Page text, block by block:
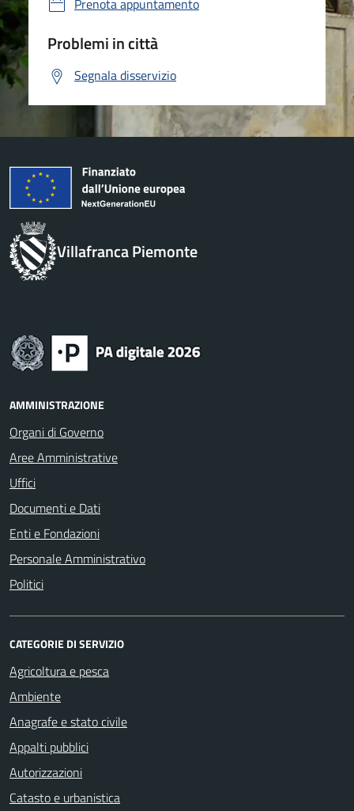
Prenota appuntamento
Problemi in città
Segnala disservizio
Villafranca Piemonte
AMMINISTRAZIONE
Organi di Governo
Aree Amministrative
Uffici
Documenti e Dati
Enti e Fondazioni
Personale Amministrativo
Politici
CATEGORIE DI SERVIZIO
Agricoltura e pesca
Ambiente
Anagrafe e stato civile
Appalti pubblici
Autorizzazioni
Catasto e urbanistica